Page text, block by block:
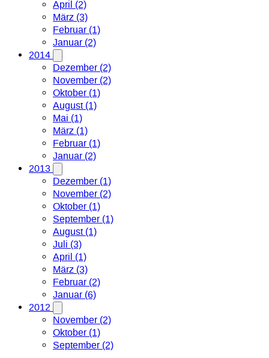
April (2)
März (3)
Februar (1)
Januar (2)
2014
Dezember (2)
November (2)
Oktober (1)
August (1)
Mai (1)
März (1)
Februar (1)
Januar (2)
2013
Dezember (1)
November (2)
Oktober (1)
September (1)
August (1)
Juli (3)
April (1)
März (3)
Februar (2)
Januar (6)
2012
November (2)
Oktober (1)
September (2)